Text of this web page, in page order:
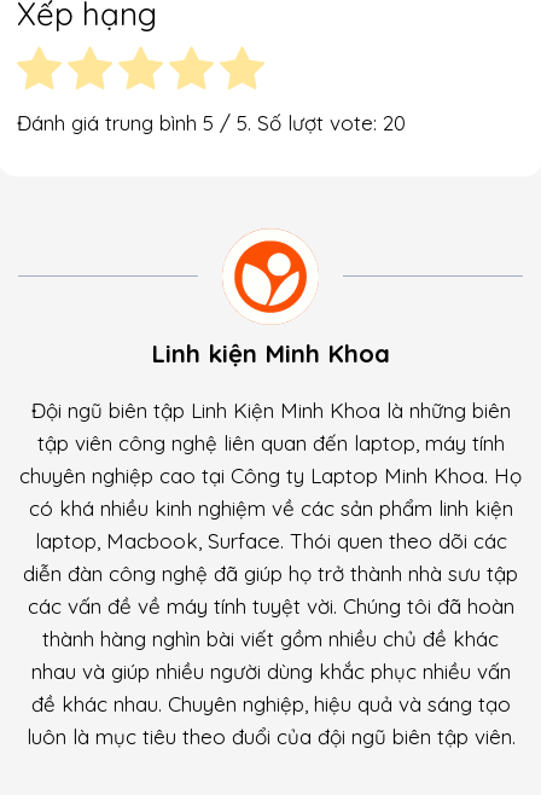
Xếp hạng
Đánh giá trung bình 5 / 5. Số lượt vote: 20
Linh kiện Minh Khoa
Đội ngũ biên tập Linh Kiện Minh Khoa là những biên
tập viên công nghệ liên quan đến laptop, máy tính
chuyên nghiệp cao tại Công ty Laptop Minh Khoa. Họ
có khá nhiều kinh nghiệm về các sản phẩm linh kiện
laptop, Macbook, Surface. Thói quen theo dõi các
diễn đàn công nghệ đã giúp họ trở thành nhà sưu tập
các vấn đề về máy tính tuyệt vời. Chúng tôi đã hoàn
thành hàng nghìn bài viết gồm nhiều chủ đề khác
nhau và giúp nhiều người dùng khắc phục nhiều vấn
đề khác nhau. Chuyên nghiệp, hiệu quả và sáng tạo
luôn là mục tiêu theo đuổi của đội ngũ biên tập viên.